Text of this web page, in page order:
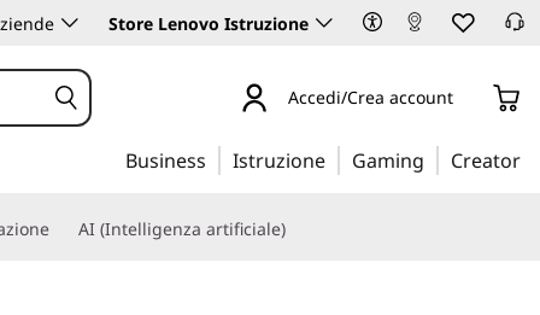
Store Lenovo Istruzione
Accedi/Crea account
Business Istruzione Gaming Creator
AI (Intelligenza artificiale)